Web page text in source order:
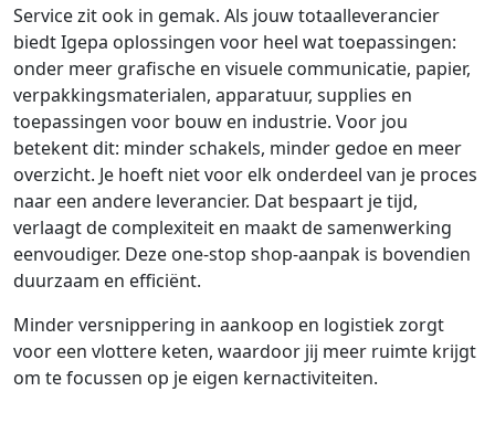
Service zit ook in gemak. Als jouw totaalleverancier
biedt Igepa oplossingen voor heel wat toepassingen:
onder meer grafische en visuele communicatie, papier,
verpakkingsmaterialen, apparatuur, supplies en
toepassingen voor bouw en industrie. Voor jou
betekent dit: minder schakels, minder gedoe en meer
overzicht. Je hoeft niet voor elk onderdeel van je proces
naar een andere leverancier. Dat bespaart je tijd,
verlaagt de complexiteit en maakt de samenwerking
eenvoudiger. Deze one-stop shop-aanpak is bovendien
duurzaam en efficiënt.
Minder versnippering in aankoop en logistiek zorgt
voor een vlottere keten, waardoor jij meer ruimte krijgt
om te focussen op je eigen kernactiviteiten.